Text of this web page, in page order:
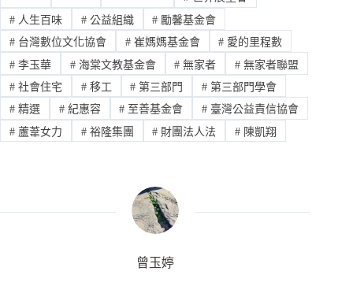
#人生百味 #公益組織 # 勵馨基金會
#台灣數位文化協會 #崔媽媽基金會 # 愛的里程數
#李玉華 #海棠文教基金會 # 無家者 # 無家者聯盟
#社會住宅 #移工 # 第三部門 # 第三部門學會
#精選 #紀惠容 # 至善基金會 # 臺灣公益責信協會
#蘆葦女力 #裕隆集團 # 財團法人法 # 陳凱翔
曾玉婷